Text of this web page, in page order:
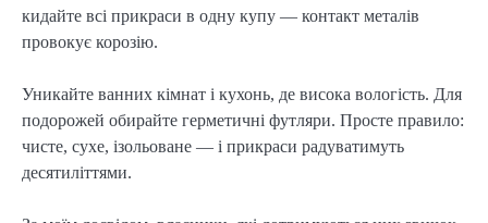
кидайте всі прикраси в одну купу — контакт металів
провокує корозію.
Уникайте ванних кімнат і кухонь, де висока вологість. Для
подорожей обирайте герметичні футляри. Просте правило:
чисте, сухе, ізольоване — і прикраси радуватимуть
десятиліттями.